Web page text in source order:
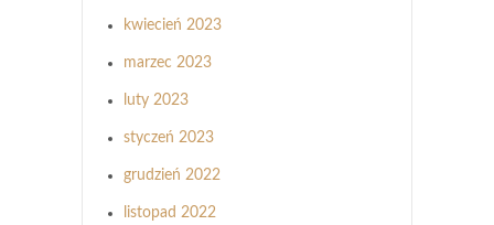
kwiecień 2023
marzec 2023
luty 2023
styczeń 2023
grudzień 2022
listopad 2022